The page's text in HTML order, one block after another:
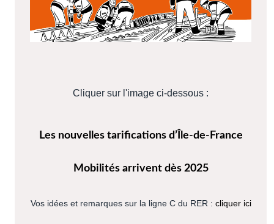
Cliquer sur l'image ci-dessous :
Les nouvelles tarifications d’Île-de-France
Mobilités​ arrivent dès 2025
Vos idées et remarques sur la ligne C du RER : cliquer ici